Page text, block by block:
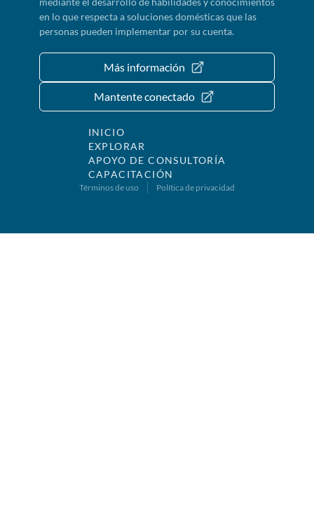
en lo que respecta a soluciones domésticas que las
personas pueden implementar por su cuenta.
Más información
Mantente conectado
INICIO
EXPLORAR
APOYO DE CONSULTORÍA
CAPACITACIÓN
Términos de uso Política de privacidad